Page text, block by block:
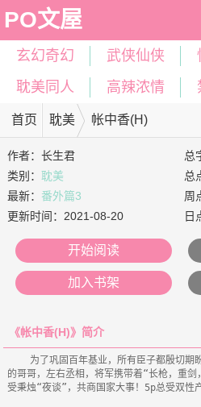
PO文屋
玄幻奇幻 武侠仙侠
耽美同人
高辣浓情
首页 耽美 帐中香(H)
作者：长生君
类别：耽美
最新： 番外篇3
更新时间： 2021-08-20
总
总
周
日
开始阅读
加入书架
《帐中香(H)》简介
的哥哥，左右丞相，将军携带着“长枪，重